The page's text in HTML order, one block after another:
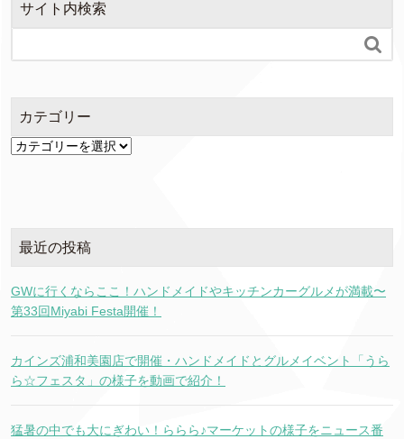
サイト内検索

カテゴリー
カ
最近の投稿
GWに行くならここ！ハンドメイドやキッチンカーグルメが満載〜
第33回Miyabi Festa開催！
カインズ浦和美園店で開催・ハンドメイドとグルメイベント「うら
ら☆フェスタ」の様子を動画で紹介！
猛暑の中でも大にぎわい！ららら♪マーケットの様子をニュース番